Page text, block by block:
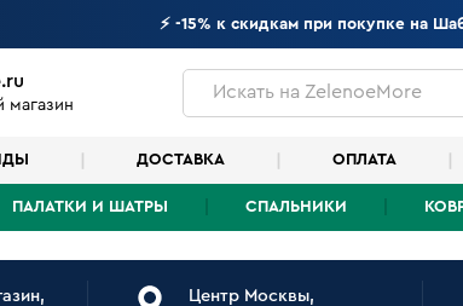
⚡ -15% к скидкам при покупке на
магазин
Искатьна ZelenoeMore
ДОСТАВКА ОПЛАТА
ПАЛАТКИ И ШАТРЫ СПАЛЬНИКИ
Центр Москвы,